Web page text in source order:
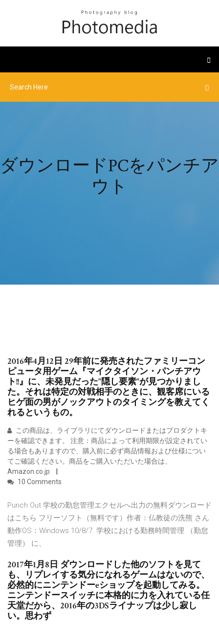
ダウンロードPCをパンチア
ウト
2016年4月12日 29年前に発売されたファミリーコン
ピュータ用ゲーム『マイクタイソン・パンチアウ
ト!!』に、未発見だった"隠し要素"が見つかりまし
た。それは特定の対戦相手のときに、観客席にいる
ヒゲ面の男がノックアウトのタイミングを教えてく
れるというもの。
この商品は、ライブラリにてダウンロードまたはプロダクトキ
ーを確認できます。 注意：商品によって利用期限が設定されてい
る場合もありますので、購入前に必ず商品情報および仕様につい
てご確認ください。商品をご購入いただいた場合は、
Amazon.co.jp
10 Comments
Punch Out 学校の勤怠管理エクセルへ出力の無料ダウンロード
はこちら フリーソフト（無料です）作者：仏教徒の洗熊 さん
動作OS：Windows 10/8/7. 学校における勤務時間管理 （勤怠
管理） に、
2017年1月8日 ダウンロードした他のソフトを見て
も、リプレイする気分になれるゲームはないので、
必然的にニンテンドーeショップを起動してみる。
ニンテンドースイッチに本格的に力を入れている任
天堂だから、2016年の3DSライナップは少し寂し
い。思わず